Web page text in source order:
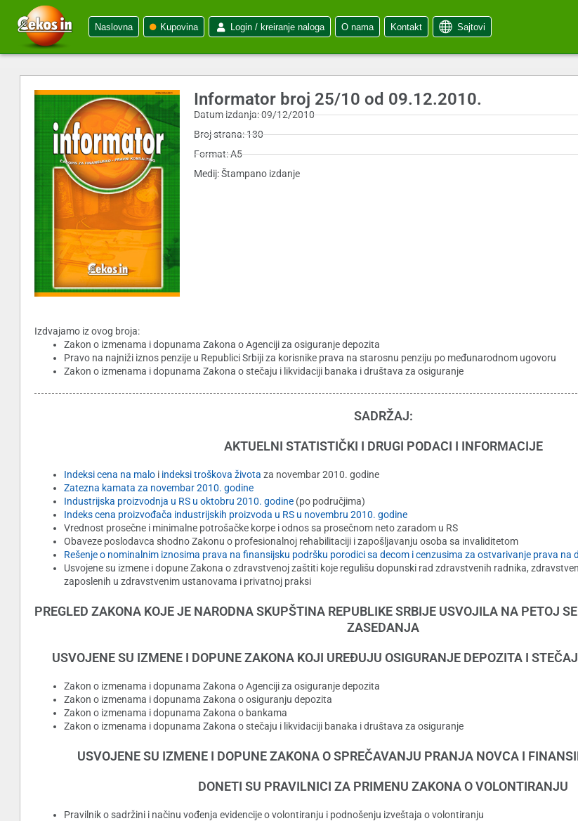
Naslovna Kupovina Login / kreiranje naloga O nama Kontakt Sajtovi
Informator broj 25/10 od 09.12.2010.
Datum izdanja: 09/12/2010
Broj strana: 130
Format: A5
Medij: Štampano izdanje
Izdvajamo iz ovog broja:
Zakon o izmenama i dopunama Zakona o Agenciji za osiguranje depozita
Pravo na najniži iznos penzije u Republici Srbiji za korisnike prava na starosnu penziju po međunarodnom ugovoru
Zakon o izmenama i dopunama Zakona o stečaju i likvidaciji banaka i društava za osiguranje
SADRŽAJ:
AKTUELNI STATISTIČKI I DRUGI PODACI I INFORMACIJE
Indeksi cena na malo i indeksi troškova života za novembar 2010. godine
Zatezna kamata za novembar 2010. godine
Industrijska proizvodnja u RS u oktobru 2010. godine (po područjima)
Indeks cena proizvođača industrijskih proizvoda u RS u novembru 2010. godine
Vrednost prosečne i minimalne potrošačke korpe i odnos sa prosečnom neto zaradom u RS
Obaveze poslodavca shodno Zakonu o profesionalnoj rehabilitaciji i zapošljavanju osoba sa invaliditetom
Rešenje o nominalnim iznosima prava na finansijsku podršku porodici sa decom i cenzusima za ostvarivanje prava na
Usvojene su izmene i dopune Zakona o zdravstvenoj zaštiti koje regulišu dopunski rad zdravstvenih radnika,
zaposlenih u zdravstvenim ustanovama i privatnoj praksi
PREGLED ZAKONA KOJE JE NARODNA SKUPŠTINA REPUBLIKE SRBIJE USVOJILA NA PETOJ
ZASEDANJA
USVOJENE SU IZMENE I DOPUNE ZAKONA KOJI UREĐUJU OSIGURANJE DEPOZITA I
Zakon o izmenama i dopunama Zakona o Agenciji za osiguranje depozita
Zakon o izmenama i dopunama Zakona o osiguranju depozita
Zakon o izmenama i dopunama Zakona o bankama
Zakon o izmenama i dopunama Zakona o stečaju i likvidaciji banaka i društava za osiguranje
USVOJENE SU IZMENE I DOPUNE ZAKONA O SPREČAVANJU PRANJA NOVCA I
DONETI SU PRAVILNICI ZA PRIMENU ZAKONA O VOLONTIRANJU
Pravilnik o sadržini i načinu vođenja evidencije o volontiranju i podnošenju izveštaja o volontiranju